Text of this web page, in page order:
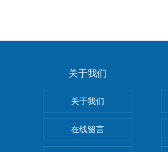
关于我们
关于我们
在线留言